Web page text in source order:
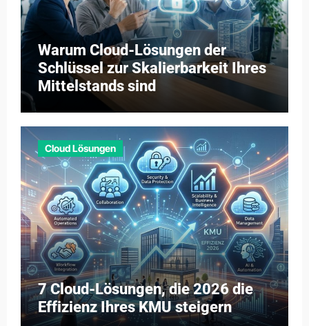
Warum Cloud-Lösungen der
Schlüssel zur Skalierbarkeit Ihres
Mittelstands sind
Cloud Lösungen
7 Cloud-Lösungen, die 2026 die
Effizienz Ihres KMU steigern